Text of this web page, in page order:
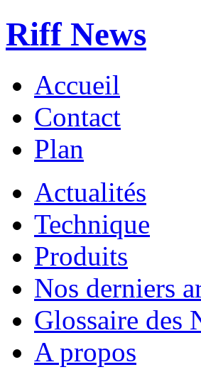
Riff News
Accueil
Contact
Plan
Actualités
Technique
Produits
Nos derniers
Glossaire des
A propos